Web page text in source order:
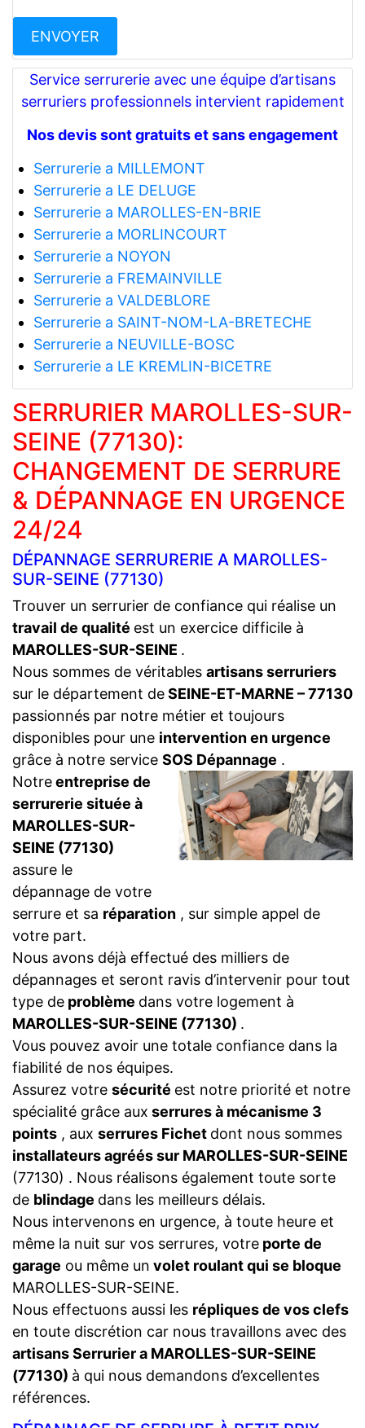
Service serrurerie avec une équipe d’artisans
serruriers professionnels intervient rapidement
Nos devis sont gratuits et sans engagement
Serrurerie a MILLEMONT
Serrurerie a LE DELUGE
Serrurerie a MAROLLES-EN-BRIE
Serrurerie a MORLINCOURT
Serrurerie a NOYON
Serrurerie a FREMAINVILLE
Serrurerie a VALDEBLORE
Serrurerie a SAINT-NOM-LA-BRETECHE
Serrurerie a NEUVILLE-BOSC
Serrurerie a LE KREMLIN-BICETRE
SERRURIER MAROLLES-SUR-
SEINE (77130):
CHANGEMENT DE SERRURE
& DÉPANNAGE EN URGENCE
24/24
DÉPANNAGE SERRURERIE A MAROLLES-
SUR-SEINE (77130)
Trouver un serrurier de confiance qui réalise un
travail de qualité est un exercice difficile à
MAROLLES-SUR-SEINE .
Nous sommes de véritables artisans serruriers
sur le département deSEINE-ET-MARNE – 77130
passionnés par notre métier et toujours
disponibles pour une intervention en urgence
grâce à notre service SOS Dépannage .
Notreentreprise de
serrurerie située à
MAROLLES-SUR-
SEINE (77130)
assure le
dépannage de votre
serrure et sa réparation , sur simple appel de
votre part.
Nous avons déjà effectué des milliers de
dépannages et seront ravis d’intervenir pour tout
type de problème dans votre logement à
MAROLLES-SUR-SEINE (77130) .
Vous pouvez avoir une totale confiance dans la
fiabilité de nos équipes.
Assurez votre sécurité est notre priorité et notre
spécialité grâce aux serrures à mécanisme 3
points , aux serrures Fichet dont nous sommes
installateurs agréés sur MAROLLES-SUR-SEINE
(77130) . Nous réalisons également toute sorte
de blindage dans les meilleurs délais.
Nous intervenons en urgence, à toute heure et
même la nuit sur vos serrures, votre porte de
garage ou même un volet roulant qui se bloque
MAROLLES-SUR-SEINE.
Nous effectuons aussi les répliques de vos clefs
en toute discrétion car nous travaillons avec des
artisans Serrurier a MAROLLES-SUR-SEINE
(77130) à qui nous demandons d’excellentes
références.